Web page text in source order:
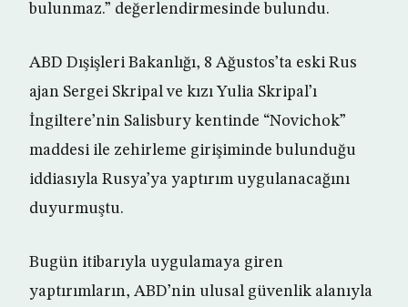
bulunmaz.” değerlendirmesinde bulundu.
ABD Dışişleri Bakanlığı, 8 Ağustos’ta eski Rus
ajan Sergei Skripal ve kızı Yulia Skripal’ı
İngiltere’nin Salisbury kentinde “Novichok”
maddesi ile zehirleme girişiminde bulunduğu
iddiasıyla Rusya’ya yaptırım uygulanacağını
duyurmuştu.
Bugün itibarıyla uygulamaya giren
yaptırımların, ABD’nin ulusal güvenlik alanıyla